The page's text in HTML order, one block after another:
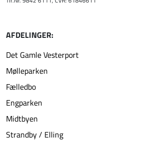
AFDELINGER:
Det Gamle Vesterport
Mølleparken
Fælledbo
Engparken
Midtbyen
Strandby / Elling